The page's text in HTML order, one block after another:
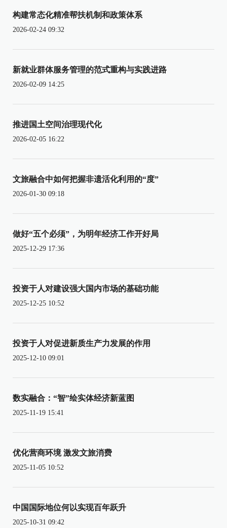
构建常态化精准帮扶机制和政策体系
2026-02-24 09:32
新就业群体服务管理的范式重构与实践进路
2026-02-09 14:25
推进国土空间治理现代化
2026-02-05 16:22
文旅融合中如何把握非遗活化利用的“度”
2026-01-30 09:18
做好“五个必须”，为明年经济工作开好局
2025-12-29 17:36
投资于人对建设强大国内市场的基础功能
2025-12-25 10:52
投资于人对促进新质生产力发展的作用
2025-12-10 09:01
数实融合：“智”绘实体经济新蓝图
2025-11-19 15:41
优化营商环境 激发文旅消费
2025-11-05 10:52
中国国际地位何以实现百年跃升
2025-10-31 09:42